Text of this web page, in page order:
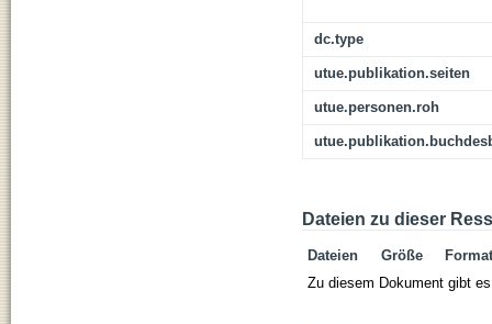
dc.type
utue.publikation.seiten
utue.personen.roh
Dateien zu dieser
Dateien Größe
Format
Zu diesem Dokument gibt